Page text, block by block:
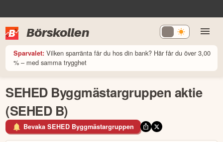
Börskollen
Sparvalet: Vilken sparränta får du hos din bank? Här får du över 3,00
% – med samma trygghet
SEHED Byggmästargruppen aktie
(SEHED B)
Bevaka SEHED Byggmästargruppen